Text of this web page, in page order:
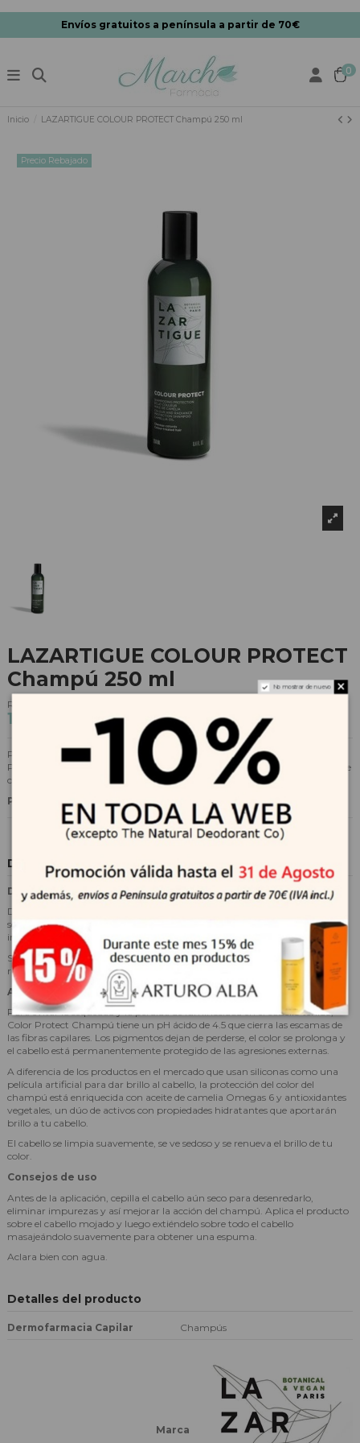
Envíos gratuitos a península a partir de 70€
0
Inicio LAZARTIGUE COLOUR PROTECT Champú 250 ml
Precio Rebajado
LAZARTIGUE COLOUR PROTECT
Champú 250 ml
Referencia
15,25 € 16,95 € -10%
Preserva el color y la salud de tu cabello con el champú vegano Color
Protect. Compuesto por 94% de ingredientes naturales, incluido el aceite de
camelia, hidrata el cabello al tiempo que proporciona el máximo brillo.
Producto Vegano
Descripción
Diagnóstico del cabello
Después de un tratamiento de coloración, el cabello pierde parte del color,
se leventan las fibras capilares y se vuelven permeables. Al penetrar en el
interior de la fibra, el agua seca el cabello y vuelve opaca la coloración.
Sin cuidados específicos, la estructura de la fibra capilar se degrada
rápidamente, el cabello se vuelve áspero y el color pierde su brillo.
Acción y resultados
Para evitar la sequedad y la pérdida de luminosidad en el cabello teñido,
Color Protect Champú tiene un pH ácido de 4.5 que cierra las escamas de
las fibras capilares. Los pigmentos dejan de perderse, el color se prolonga y
el cabello está permanentemente protegido de las agresiones externas.
A diferencia de los productos en el mercado que usan siliconas como una
película artificial para dar brillo al cabello, la protección del color del
champú está enriquecida con aceite de camelia Omegas 6 y antioxidantes
vegetales, un dúo de activos con propiedades hidratantes que aportarán
brillo a tu cabello.
El cabello se limpia suavemente, se ve sedoso y se renueva el brillo de tu
color.
Consejos de uso
Antes de la aplicación, cepilla el cabello aún seco para desenredarlo,
eliminar impurezas y así mejorar la acción del champú. Aplica el producto
sobre el cabello mojado y luego extiéndelo sobre todo el cabello
masajeándolo suavemente para obtener una espuma.
Aclara bien con agua.
Detalles del producto
Dermofarmacia Capilar Champús
Marca
No mostrar de nuevo